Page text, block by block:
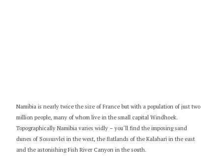
Namibia is nearly twice the size of France but with a population of just two
million people, many of whom live in the small capital Windhoek.
Topographically Namibia varies widly – you´ll find the imposing sand
dunes of Sossusvlei in the west, the flatlands of the Kalahari in the east
and the astonishing Fish River Canyon in the south.